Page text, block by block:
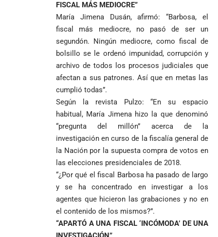
FISCAL MÁS MEDIOCRE”
María Jimena Dusán, afirmó: “Barbosa, el
fiscal más mediocre, no pasó de ser un
segundón. Ningún mediocre, como fiscal de
bolsillo se le ordenó impunidad, corrupción y
archivo de todos los procesos judiciales que
afectan a sus patrones. Así que en metas las
cumplió todas”.
Según la revista Pulzo: “En su espacio
habitual, María Jimena hizo la que denominó
“pregunta del millón” acerca de la
investigación en curso de la fiscalía general de
la Nación por la supuesta compra de votos en
las elecciones presidenciales de 2018.
“¿Por qué el fiscal Barbosa ha pasado de largo
y se ha concentrado en investigar a los
agentes que hicieron las grabaciones y no en
el contenido de los mismos?”.
“APARTÓ A UNA FISCAL ‘INCÓMODA’ DE UNA
de 20 kilos de
cocaína
encomienda
hacia Medellín
1
Fico Gutiérrez
denuncia
presiones
para asistir a
evento de
Petro en
Medellín
durante
marcha del 1
de mayo
Tarso revive el
Jesús Aníbal
Gómez a 90 años
de su martirio
nombra al padre
Diego Luis Rendón
Urrea como nuevo
obispo de Jericó
Gustavo Petro
pide sacar a
Angie
Rodríguez tras
sus denuncias
y la llama
“Gran
Manipuladora”
Iván Cepeda
reconoce el
preconteo,
pero pide
impugnar
33.000 mesas
y vigilar el
desata
polémica y
divide las
redes por su
visita familiar
a Abelardo de
El golazo de
Sidny Lopes
Cabral de
ante Argentina
es elegido el
mejor del
Columnistas
MÁS
La espada que
Petro usó para
MOTORES, LA
Tarso revive el
legado del beato
Jesús Aníbal
Gómez a 90 años
de su martirio
1
El papa León XIV
nombra al padre
Diego Luis Rendón
Urrea como nuevo
obispo de Jericó